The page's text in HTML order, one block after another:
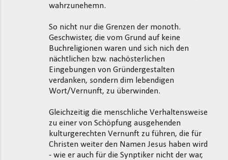
wahrzunehemn.
So nicht nur die Grenzen der monoth.
Geschwister, die vom Grund auf keine
Buchreligionen waren und sich nich den
nächtlichen bzw. nachösterlichen
Eingebungen von Gründergestalten
verdanken, sondern dim lebendigen
Wort/Vernunft, zu überwinden.
Gleichzeitig die menschliche Verhaltensweise
zu einer von Schöpfung ausgehenden
kulturgerechten Vernunft zu führen, die für
Christen weiter den Namen Jesus haben wird
- wie er auch für die Synptiker nicht der war,